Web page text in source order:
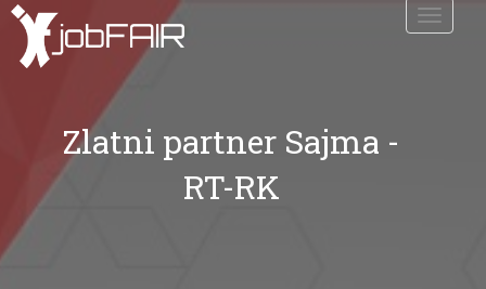
Toggle
Zlatni partner Sajma -
RT-RK